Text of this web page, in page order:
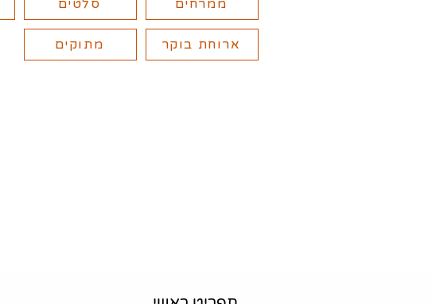
ממרחים
ארוחת בוקר
סלטים
מתוקים